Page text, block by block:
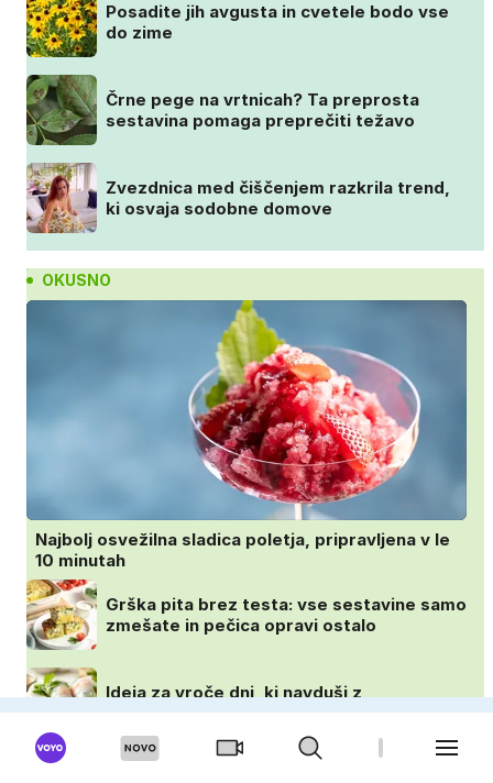
Posadite jih avgusta in cvetele bodo vse
do zime
Črne pege na vrtnicah? Ta preprosta
sestavina pomaga preprečiti težavo
Zvezdnica med čiščenjem razkrila trend,
ki osvaja sodobne domove
OKUSNO
Najbolj osvežilna sladica poletja, pripravljena v le
10 minutah
Grška pita brez testa: vse sestavine samo
zmešate in pečica opravi ostalo
Ideja za vroče dni, ki navduši z
lahkotnostjo in svežino